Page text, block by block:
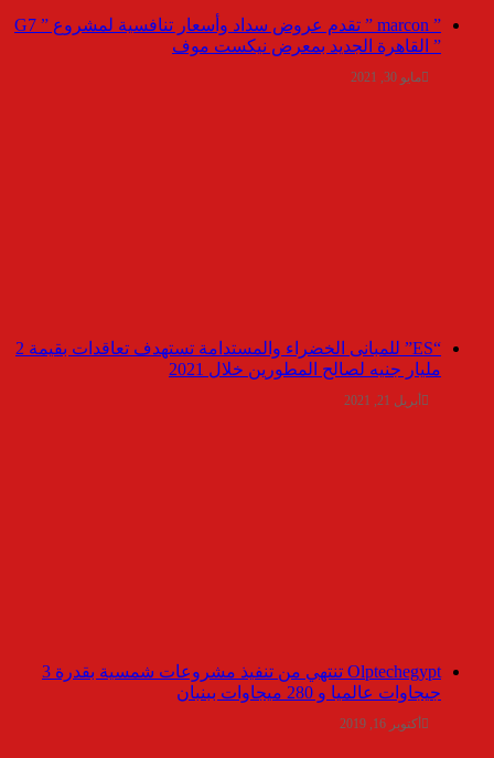
” marcon ” تقدم عروض سداد وأسعار تنافسية لمشروع ” G7
” القاهرة الجديد بمعرض نيكست موف
مايو 30, 2021
“ES” للمبانى الخضراء والمستدامة تستهدف تعاقدات بقيمة 2
مليار جنيه لصالح المطورين خلال 2021
أبريل 21, 2021
Olptechegypt تنتهي من تنفيذ مشروعات شمسية بقدرة 3
جيجاوات عالميا و 280 ميجاوات ببنبان
أكتوبر 16, 2019